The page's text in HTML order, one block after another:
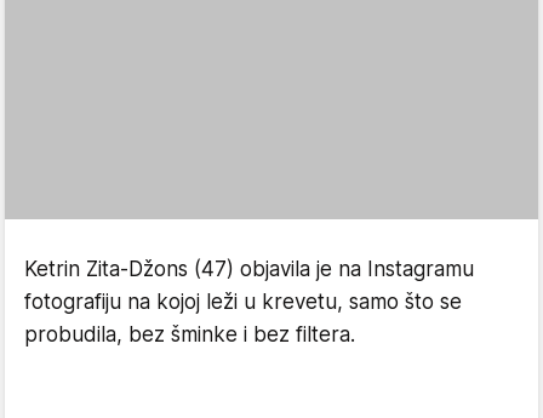
Ketrin Zita-Džons (47) objavila je na Instagramu
fotografiju na kojoj leži u krevetu, samo što se
probudila, bez šminke i bez filtera.